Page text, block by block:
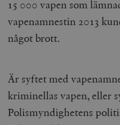
15 000 vapen som
vapenamnestin 2013
något brott.
Är syftet med
kriminellas vapen, eller
Polismyndighetens